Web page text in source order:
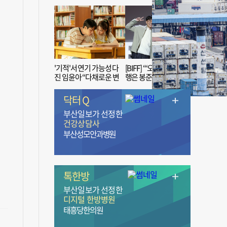
'기적'서 연기 가능성 다
진 임윤아 “다채로운 변
[BIFF] “‘오징어 게임’ 흥
행은 봉준호 감독 ‘1인
치 장벽’ 무너진 순간”
닥터 Q
부산일보가 선정한
건강상담사
부산성모안과병원
톡한방
부산일보가 선정한
디지털 한방병원
태흥당한의원